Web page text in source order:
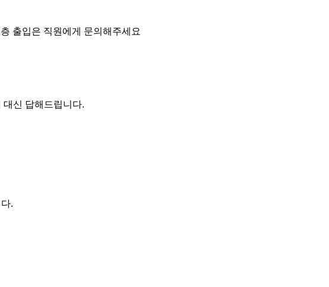
출입은 직원에게 문의해주세요
대신 답해드립니다.
.